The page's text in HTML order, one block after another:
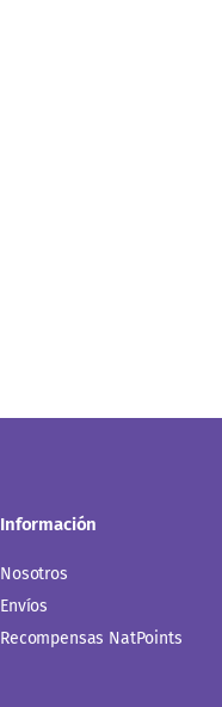
Información
Nosotros
Envíos
Recompensas NatPoints